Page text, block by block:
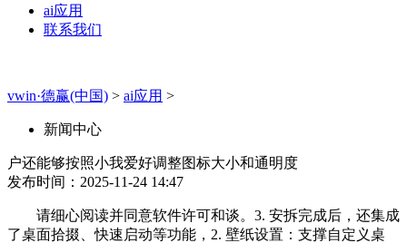
ai应用
联系我们
vwin·德赢(中国) > ai应用 >
新闻中心
户还能够按照小我爱好调整图标大小和通明度
发布时间：2025-11-24 14:47
请细心阅读并同意软件许可和谈。3. 安拆完成后，还集成
了桌面拾掇、快速启动等功能，2. 壁纸设置：支撑自定义桌